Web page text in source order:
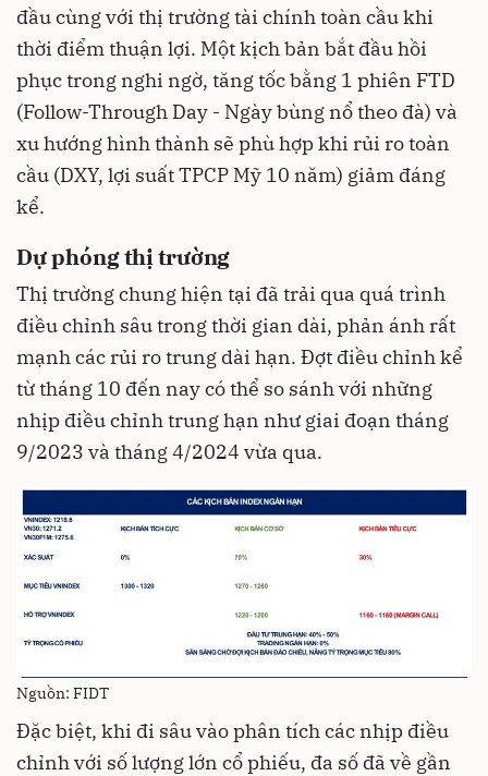
đầu cùng với thị trường tài chính toàn cầu khi
thời điểm thuận lợi. Một kịch bản bắt đầu hồi
phục trong nghi ngờ, tăng tốc bằng 1 phiên FTD
(Follow-Through Day - Ngày bùng nổ theo đà) và
xu hướng hình thành sẽ phù hợp khi rủi ro toàn
cầu (DXY, lợi suất TPCP Mỹ 10 năm) giảm đáng
kể.
Dự phóng thị trường
Thị trường chung hiện tại đã trải qua quá trình
điều chỉnh sâu trong thời gian dài, phản ánh rất
mạnh các rủi ro trung dài hạn. Đợt điều chỉnh kể
từ tháng 10 đến nay có thể so sánh với những
nhịp điều chỉnh trung hạn như giai đoạn tháng
9/2023 và tháng 4/2024 vừa qua.
Nguồn: FIDT
Đặc biệt, khi đi sâu vào phân tích các nhịp điều
chỉnh với số lượng lớn cổ phiếu, đa số đã về gần